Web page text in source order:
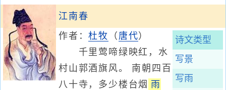
江南春
诗文类型
写景
写雨
作者：杜牧 （ 唐代）
千里莺啼绿映红，水
村山郭酒旗风。 南朝四百
八十寺，多少楼台烟 雨